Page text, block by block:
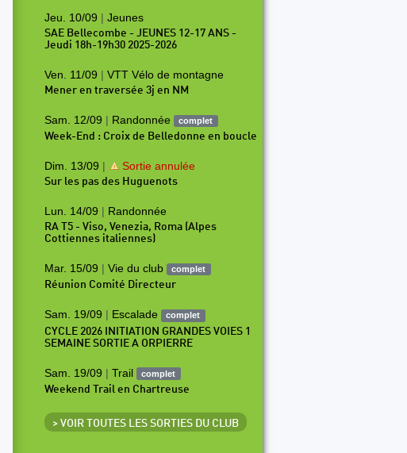
Jeu. 10/09 | Jeunes
SAE Bellecombe - JEUNES 12-17 ANS -
Jeudi 18h-19h30 2025-2026
Ven. 11/09 | VTT Vélo de montagne
Mener en traversée 3j en NM
Sam. 12/09 | Randonnée complet
Week-End : Croix de Belledonne en boucle
Dim. 13/09 | Sortie annulée
Sur les pas des Huguenots
Lun. 14/09 | Randonnée
RA T5 - Viso, Venezia, Roma (Alpes
Cottiennes italiennes)
Mar. 15/09 | Vie du club complet
Réunion Comité Directeur
Sam. 19/09 | Escalade complet
CYCLE 2026 INITIATION GRANDES VOIES 1
SEMAINE SORTIE A ORPIERRE
Sam. 19/09 | Trail complet
Weekend Trail en Chartreuse
> VOIR TOUTES LES SORTIES DU CLUB